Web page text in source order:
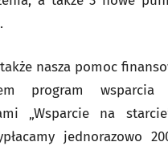
nasza pomoc
program
„Wsparcie na
jednorazowo